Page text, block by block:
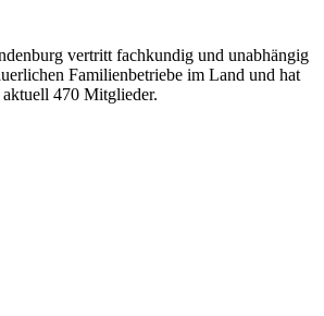
vertritt fachkundig und unabhängig
Familienbetriebe im Land und hat
aktuell 470 Mitglieder.